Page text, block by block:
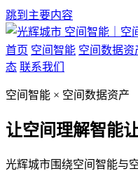
跳到主要内容
空间智能｜空
首页 空间智能 空间数据资
态 联系我们
空间智能 × 空间数据资产
让空间理解智能
光辉城市围绕空间智能与